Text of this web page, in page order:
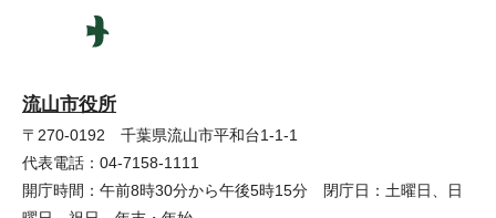
流山市役所
〒270-0192 千葉県流山市平和台1-1-1
代表電話：04-7158-1111
開庁時間：午前8時30分から午後5時15分 閉庁日：土曜日、日